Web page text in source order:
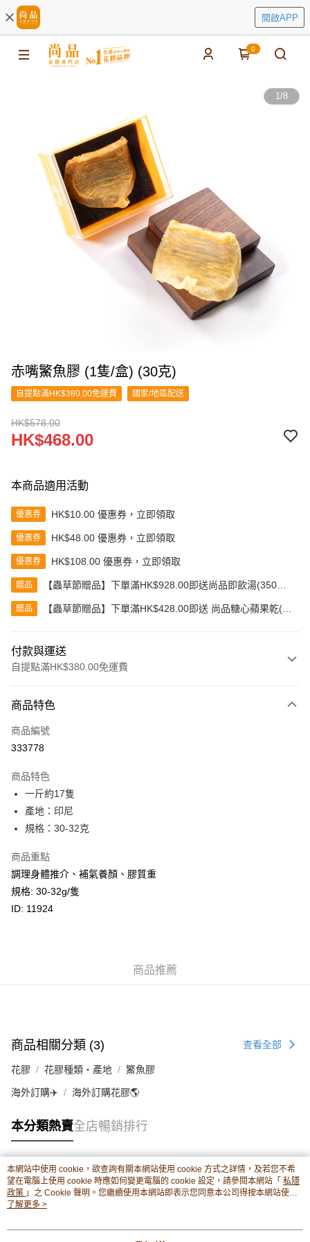
開啟APP
0
1/8
赤嘴鰵魚膠 (1隻/盒) (30克)
自提點滿HK$380.00免運費 國家/地區配送
HK$578.00
HK$468.00
本商品適用活動
優惠券 HK$10.00 優惠券，立即領取
優惠券 HK$48.00 優惠券，立即領取
優惠券 HK$108.00 優惠券，立即領取
贈品
【蟲草節贈品】下單滿HK$928.00即送尚品即飲湯(350克)
贈品
【蟲草節贈品】下單滿HK$428.00即送 尚品糖心蘋果乾(80
付款與運送
自提點滿HK$380.00免運費
信用卡
Apple Pay
AlipayHK
PayMe
BoC Pay
其他轉帳方式
相關說明
並WhatsApp 90719878 或電郵eshop@premierfood.com.hk，我們在收到
順豐智能櫃(智能櫃取件要視乎包裹尺寸限制，如包裹過大，
每筆HK$80.00，滿HK$380.00或以上免運費
滿$380免運費 - 送貨到家(3-5個工作天內送達)
每筆HK$80.00，滿HK$380.00或以上免運費
付款後門市自取 (3-6天可到店取) (取貨請自備購物袋)
額免運。客人需承擔各項風險(包括扣關等)
商品特色
商品編號
333778
商品特色
一斤約17隻
產地：印尼
規格：30-32克
商品重點
調理身體推介、補氣養顏、膠質重
規格: 30-32g/隻
ID: 11924
商品推薦
商品相關分類 (3) 查看全部
花膠 花膠種類・產地 鰵魚膠
海外訂購✈️ 海外訂購花膠🌎
本分類熱賣全店暢銷排行
熱門標籤
熱銷排行
本網站中使用 cookie，欲查詢有關本網站使用 cookie 方式之詳情，及若您不希
望在電腦上使用 cookie 時應如何變更電腦的 cookie 設定，請參閱本網站「 私隱
政策 」之 Cookie 聲明。您繼續使用本網站即表示您同意本公司得按本網站使用
條款之 Cookie 聲明使用 cookie。
了解更多 >